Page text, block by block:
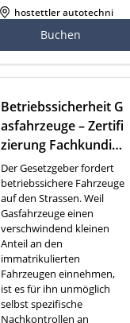
hostettler autotechni
7, 6018 Buttisholz
Buchen
Betriebssicherheit G
asfahrzeuge – Zertifi
zierung Fachkundige
für Gasfahrzeuge (D)
Der Gesetzgeber fordert
betriebssichere Fahrzeuge
auf den Strassen. Weil
Gasfahrzeuge einen
verschwindend kleinen
Anteil an den
immatrikulierten
Fahrzeugen einnehmen,
ist es für ihn unmöglich
selbst spezifische
Nachkontrollen an